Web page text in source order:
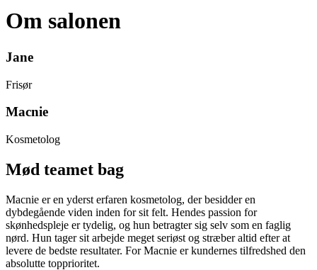
Om salonen
Jane
Frisør
Macnie
Kosmetolog
Mød teamet bag
Macnie er en yderst erfaren kosmetolog, der besidder en
dybdegående viden inden for sit felt. Hendes passion for
skønhedspleje er tydelig, og hun betragter sig selv som en faglig
nørd. Hun tager sit arbejde meget seriøst og stræber altid efter at
levere de bedste resultater. For Macnie er kundernes tilfredshed den
absolutte topprioritet.